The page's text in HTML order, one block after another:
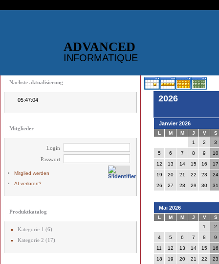
ADVANCED
INFORMATIQUE
Nächste aktualisierung
05:47:04
Mitglieder
Login
Passwort
Mitglied werden
AI verloren?
Produktkatalog
Kategorie 1 (6)
Kategorie 2 (17)
2026
Janvier 2026
L M M J V
S
1
2
3
5
6 7 8 9
10
12
13 14 15 16
17
19
20 21 22 23
24
26
27 28 29 30 31
Mai 2026
L M M J V
S
1
2
4
5 6 7 8
9
11
12 13 14 15
16
18
19 20 21 22
23